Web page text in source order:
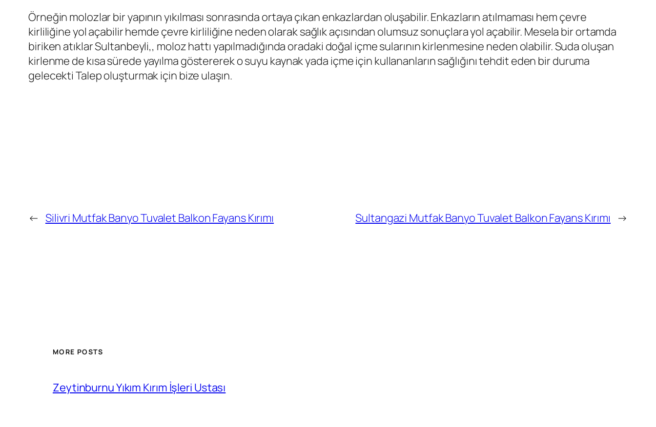
Örneğin molozlar bir yapının yıkılması sonrasında ortaya çıkan enkazlardan oluşabilir. Enkazların atılmaması hem çevre
kirliliğine yol açabilir hemde çevre kirliliğine neden olarak sağlık açısından olumsuz sonuçlara yol açabilir. Mesela bir ortamda
biriken atıklar Sultanbeyli,, moloz hattı yapılmadığında oradaki doğal içme sularının kirlenmesine neden olabilir. Suda oluşan
kirlenme de kısa sürede yayılma göstererek o suyu kaynak yada içme için kullananların sağlığını tehdit eden bir duruma
gelecekti Talep oluşturmak için bize ulaşın.
← Silivri Mutfak Banyo Tuvalet Balkon Fayans Kırımı Sultangazi Mutfak Banyo Tuvalet Balkon Fayans Kırımı →
MORE POSTS
Zeytinburnu Yıkım Kırım İşleri Ustası